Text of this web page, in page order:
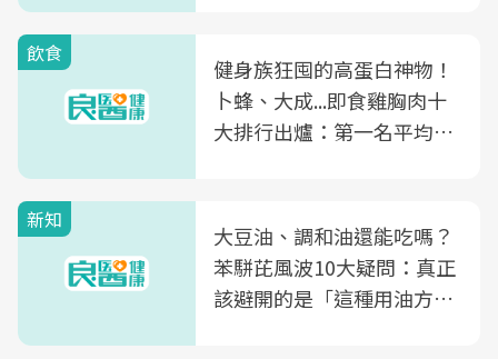
飲食
健身族狂囤的高蛋白神物！
卜蜂、大成...即食雞胸肉十
大排行出爐：第一名平均一
新知
大豆油、調和油還能吃嗎？
苯駢芘風波10大疑問：真正
該避開的是「這種用油方